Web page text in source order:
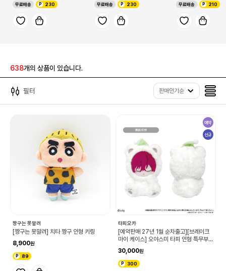
무료배송 230 무료배송 230 무료배송 210
638개의 상품이 있습니다.
필터 판매인기순
짱구는 못말려
[짱구는 못말려] 치타 짱구 인형 키링
8,900
89
예약
신규
타피오카
[예약판매 27년 1월 순차출고][브레이크
마이 케이스] 오야스미 타피 인형 특무부
30,000
300